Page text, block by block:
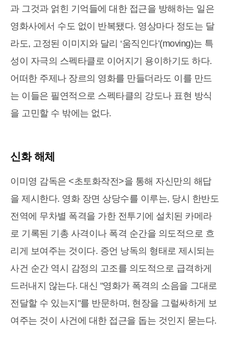
과 그것과 얽힌 기억들에 대한 접근을 방해하는 일은
영화사에서 수도 없이 반복됐다. 영상마다 정도는 달
라도, 고정된 이미지와 달리 ‘움직인다’(moving)는 특
성이 자극의 스펙타클로 이어지기 용이하기도 하다.
어떠한 주제나 장르의 영화를 만들더라도 이를 만드
는 이들은 필연적으로 스펙타클의 강도나 표현 방식
을 고민할 수 밖에는 없다.
신화 해체
이미영 감독은 <초토화작전>을 통해 자신만의 해답
을 제시한다. 영화 장면 상당수를 이루는, 당시 한반도
전역에 무차별 폭격을 가한 전투기에 설치된 카메라
로 기록된 기총 사격이나 폭격 순간을 의도적으로 흐
리게 보여주는 것이다. 증언 낭독의 형태로 제시되는
사건 순간 역시 감정의 고조를 의도적으로 급격하게
드러내지 않는다. 대신 "영화가 폭격의 소음을 그대로
전달할 수 있는지"를 반문하며, 현장을 그럴싸하게 보
여주는 것이 사건에 대한 접근을 돕는 것인지 묻는다.